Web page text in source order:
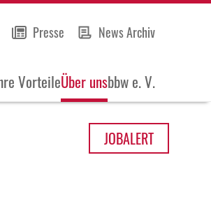
Presse News Archiv
VorteileÜber unsbbw e. V.
JOBALERT